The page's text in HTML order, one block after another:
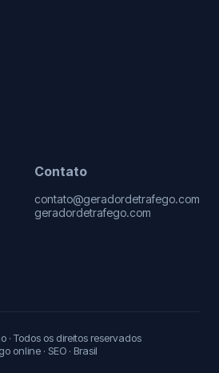
Contato
contato@geradordetrafego.com
geradordetrafego.com
Todos os direitos reservados
online · SEO · Brasil